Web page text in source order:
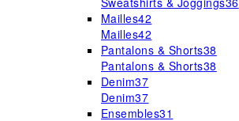
Mailles42
Mailles42
Pantalons & Shorts38
Pantalons & Shorts38
Denim37
Denim37
Ensembles31